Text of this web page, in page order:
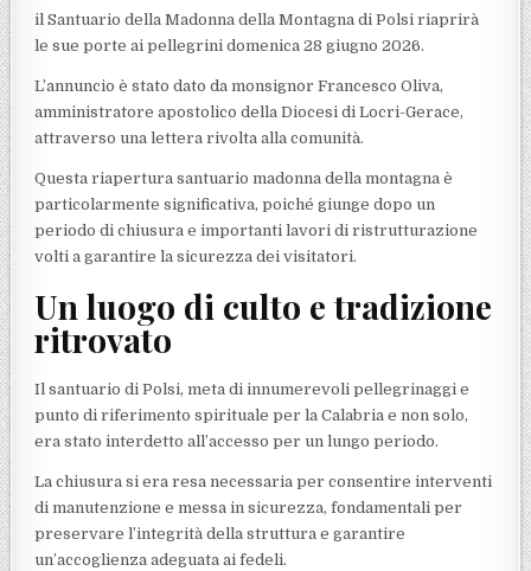
il Santuario della Madonna della Montagna di Polsi riaprirà
le sue porte ai pellegrini domenica 28 giugno 2026.
L’annuncio è stato dato da monsignor Francesco Oliva,
amministratore apostolico della Diocesi di Locri-Gerace,
attraverso una lettera rivolta alla comunità.
Questa riapertura santuario madonna della montagna è
particolarmente significativa, poiché giunge dopo un
periodo di chiusura e importanti lavori di ristrutturazione
volti a garantire la sicurezza dei visitatori.
Un luogo di culto e tradizione
ritrovato
Il santuario di Polsi, meta di innumerevoli pellegrinaggi e
punto di riferimento spirituale per la Calabria e non solo,
era stato interdetto all’accesso per un lungo periodo.
La chiusura si era resa necessaria per consentire interventi
di manutenzione e messa in sicurezza, fondamentali per
preservare l’integrità della struttura e garantire
un’accoglienza adeguata ai fedeli.